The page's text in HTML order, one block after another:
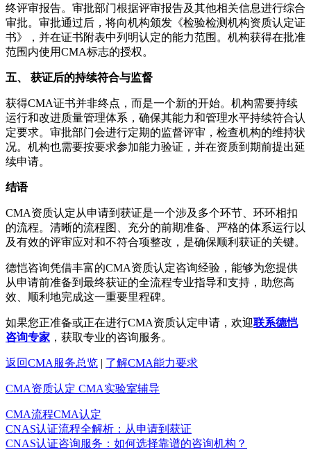
终评审报告。审批部门根据评审报告及其他相关信息进行综合
审批。审批通过后，将向机构颁发《检验检测机构资质认定证
书》，并在证书附表中列明认定的能力范围。机构获得在批准
范围内使用CMA标志的授权。
五、 获证后的持续符合与监督
获得CMA证书并非终点，而是一个新的开始。机构需要持续
运行和改进质量管理体系，确保其能力和管理水平持续符合认
定要求。审批部门会进行定期的监督评审，检查机构的维持状
况。机构也需要按要求参加能力验证，并在资质到期前提出延
续申请。
结语
CMA资质认定从申请到获证是一个涉及多个环节、环环相扣
的流程。清晰的流程图、充分的前期准备、严格的体系运行以
及有效的评审应对和不符合项整改，是确保顺利获证的关键。
德恺咨询凭借丰富的CMA资质认定咨询经验，能够为您提供
从申请前准备到最终获证的全流程专业指导和支持，助您高
效、顺利地完成这一重要里程碑。
如果您正准备或正在进行CMA资质认定申请，欢迎联系德恺
咨询专家 ，获取专业的咨询服务。
返回CMA服务总览 | 了解CMA能力要求
CMA资质认定 CMA实验室辅导
CMA流程CMA认定
CNAS认证流程全解析：从申请到获证
CNAS认证咨询服务：如何选择靠谱的咨询机构？